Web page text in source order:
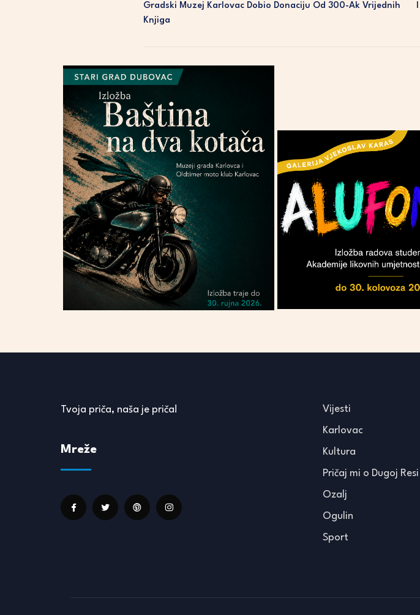
Gradski Muzej Karlovac Dobio Donaciju Od 300-Ak Vrijednih
Knjiga
Tvoja priča, naša je priča!
Mreže
Vijesti
Karlovac
Kultura
Pričaj mi o Dugoj Resi
Ozalj
Ogulin
Sport